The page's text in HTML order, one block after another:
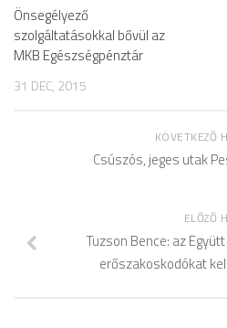
Önsegélyező
szolgáltatásokkal bővül az
MKB Egészségpénztár
31 DEC, 2015
KÖVETKEZŐ
Csúszós, jeges utak
ELŐZŐ
Tuzson Bence: az
erőszakoskodókat